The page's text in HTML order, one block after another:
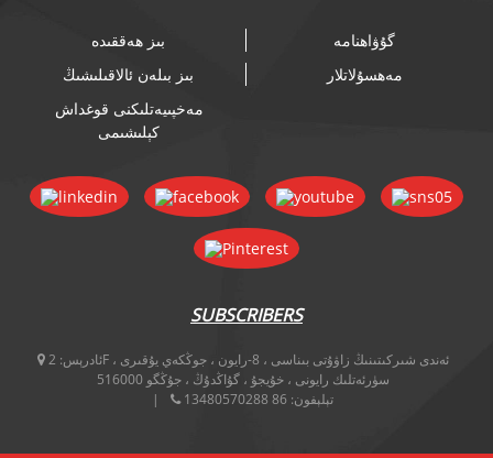
بىز ھەققىدە
گۇۋاھنامە
بىز بىلەن ئالاقىلىشىڭ
مەھسۇلاتلار
مەخپىيەتلىكنى قوغداش
كېلىشىمى
SUBSCRIBERS
ئادرېس: 2F ، ئەندى شىركىتىنىڭ زاۋۇتى بىناسى ، 8-رايون ، جوڭكەي يۇقىرى
سۈرئەتلىك رايونى ، خۇيجۇ ، گۇاڭدۇڭ ، جۇڭگو 516000
تېلېفون: 86 13480570288